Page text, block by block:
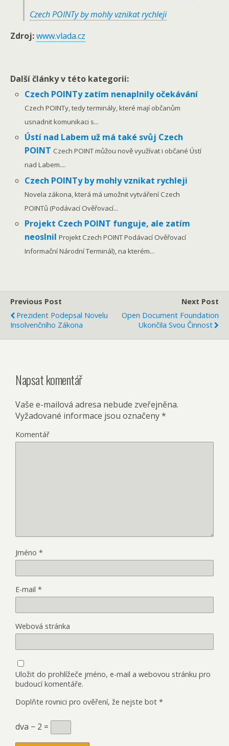
Czech POINTy by mohly vznikat rychleji
Zdroj:www.vlada.cz
Další články v této kategorii:
Czech POINTy zatím nenaplnily očekávání
Czech POINTy, tedy terminály, které mají občanům
usnadnit komunikaci s...
Ústí nad Labem už má také svůj Czech
POINT Czech POINT můžou nově využívat i občané Ústí
nad Labem....
Czech POINTy by mohly vznikat rychleji
Novela zákona, která má umožnit vytváření Czech
POINTů (Podávací Ověřovací...
Projekt Czech POINT funguje, ale zatím
neoslnilProjekt Czech POINT Podávací Ověřovací
Informační Národní Terminál), na kterém...
Previous Post
Prezident Podepsal Novelu
Insolvenčního Zákona
Next Post
Open Document Foundation
Ukončila Svou Činnost
Napsat komentář
Vaše e-mailová adresa nebude zveřejněna.
Vyžadované informace jsou označeny*
Komentář
Jméno *
E-mail *
Webová stránka
Uložit do prohlížeče jméno, e-mail a webovou stránku pro
budoucí komentáře.
Doplňte rovnici pro ověření, že nejste bot *
dva − 2 =